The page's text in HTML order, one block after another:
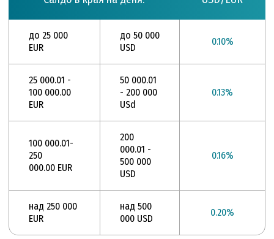
до 25 000
EUR
до 50 000
USD
0.10%
25 000.01 -
100 000.00
EUR
50 000.01
- 200 000
USd
0.13%
100 000.01-
250
000.00 EUR
200
000.01 -
500 000
USD
0.16%
над 250 000
EUR
над 500
000 USD
0.20%